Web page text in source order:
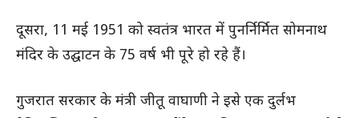
दूसरा, 11 मई 1951 को स्वतंत्र भारत में पुनर्निर्मित सोमनाथ
मंदिर के उद्घाटन के 75 वर्ष भी पूरे हो रहे हैं।
गुजरात सरकार के मंत्री जीतू वाघाणी ने इसे एक दुर्लभ